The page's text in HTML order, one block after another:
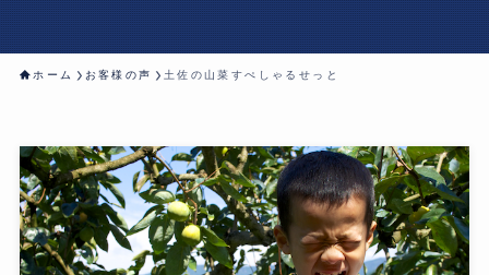
ホーム お客様の声 土佐の山菜すぺしゃるせっと